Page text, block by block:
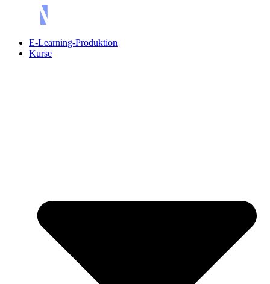
E-Learning-Produktion
Kurse